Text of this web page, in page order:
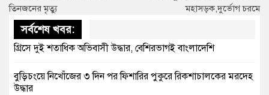
তিনজনের মৃত্যু
মহাসড়ক,দুর্ভোগ চরমে
সর্বশেষ খবর:
গ্রিসে দুই শতাধিক অভিবাসী উদ্ধার, বেশিরভাগই বাংলাদেশি
বুড়িচংয়ে নিখোঁজের ৩ দিন পর ফিশারির পুকুরে রিকশাচালকের মরদেহ
উদ্ধার